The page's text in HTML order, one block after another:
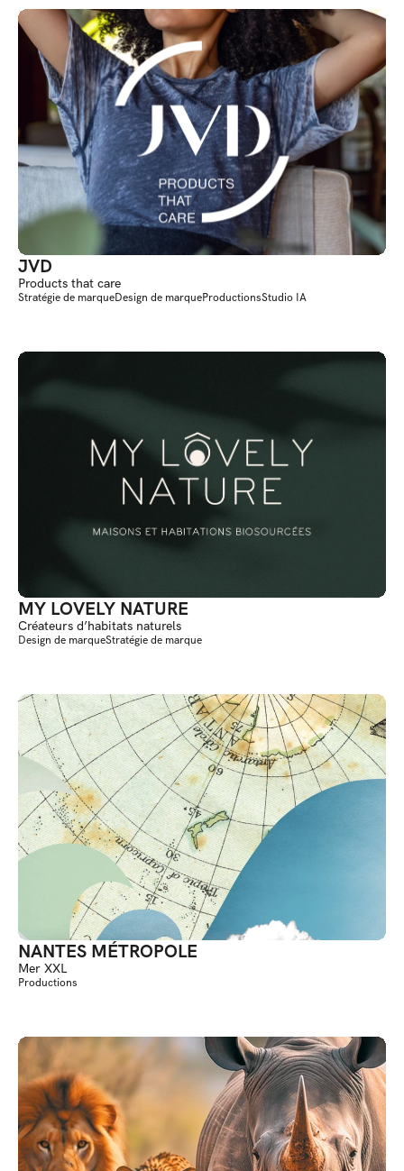
JVD
Products that care
Stratégie de marqueDesign de marqueProductionsStudio IA
MY LOVELY NATURE
Créateurs d’habitats naturels
Design de marqueStratégie de marque
NANTES MÉTROPOLE
Mer XXL
Productions